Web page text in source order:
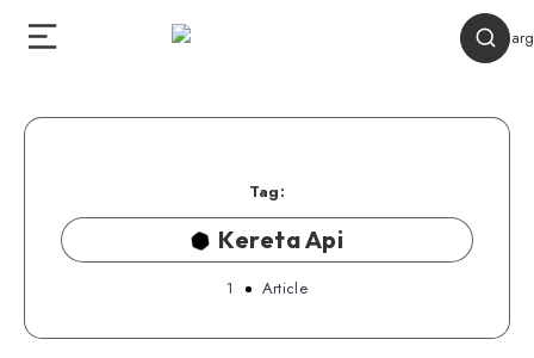
Tag:
Kereta Api
1 Article